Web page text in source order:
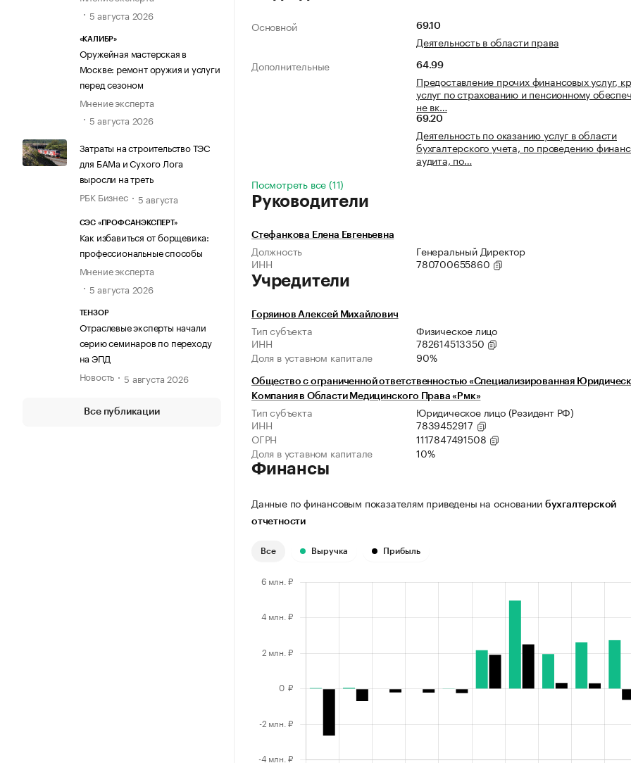
5 августа 2026
«КАЛИБР»
Оружейная мастерская в
Москве: ремонт оружия и услуги
перед сезоном
Мнение эксперта
5 августа 2026
Затраты на строительство ТЭС
для БАМа и Сухого Лога
выросли на треть
РБК Бизнес
5 августа
СЭС «ПРОФСАНЭКСПЕРТ»
Как избавиться от борщевика:
профессиональные способы
Мнение эксперта
5 августа 2026
ТЕНЗОР
Отраслевые эксперты начали
серию семинаров по переходу
на ЭПД
Новость
5 августа 2026
Все публикации
Основной 69.10
Деятельность в области права
Дополнительные
64.99
Предоставление прочих финансовых услуг,
услуг по страхованию и пенсионному
не вк…
69.20
Деятельность по оказанию услуг в области
бухгалтерского учета, по проведению
аудита, по…
Посмотреть все (11)
Руководители
Стефанкова Елена Евгеньевна
Должность
Генеральный Директор
ИНН
780700655860
Учредители
Горяинов Алексей Михайлович
Тип субъекта
Физическое лицо
ИНН
782614513350
Доля в уставном капитале
90%
Общество с ограниченной ответственностью «Специализированная
Компания в Области Медицинского Права «Рмк»
Тип субъекта
Юридическое лицо (Резидент РФ)
ИНН
7839452917
ОГРН
1117847491508
Доля в уставном капитале
10%
Финансы
Данные по финансовым показателям приведены на основании бухгалтерской
отчетности
Все Выручка Прибыль